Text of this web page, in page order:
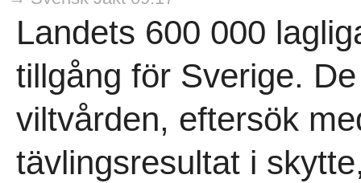
Landets 600 000
tillgång för Sverige.
viltvården, eftersök
tävlingsresultat i